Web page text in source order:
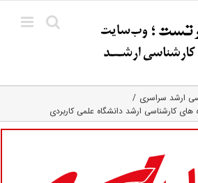
ارشد سراسری
کارشناسی ارشد دانشگاه علمی کاربردی